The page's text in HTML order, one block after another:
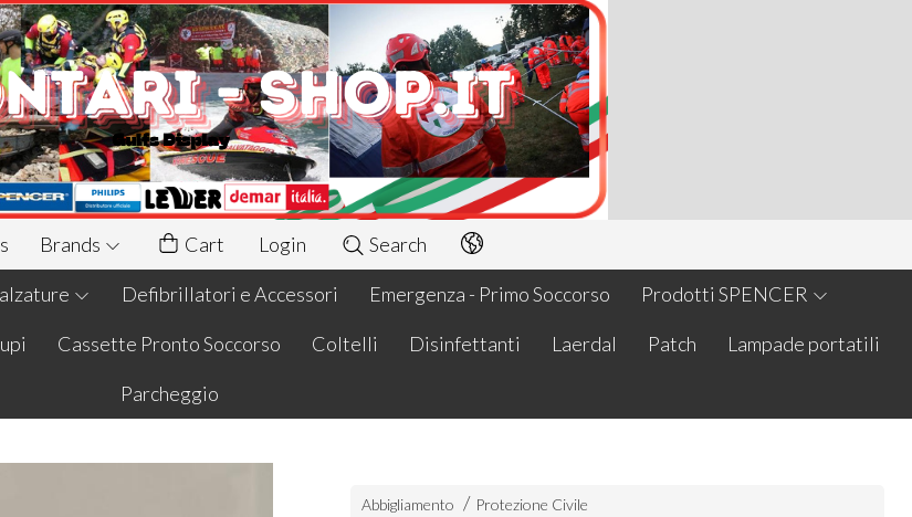
Brands Cart Login Search
Defibrillatori e Accessori Emergenza - Primo Soccorso Prodotti SPENCER
Cassette Pronto Soccorso Coltelli Disinfettanti Laerdal Patch Lampade portatili
Parcheggio
Abbigliamento Protezione Civile